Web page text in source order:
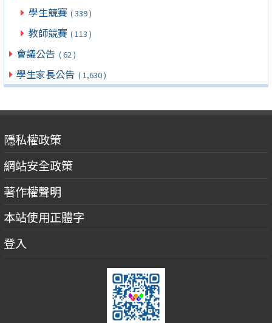
學生競賽 ( 339 )
教師競賽 ( 113 )
會議公告 ( 62 )
學生家長公告 ( 1,630 )
隱私權政策
網站安全政策
著作權聲明
本站使用正體字
登入